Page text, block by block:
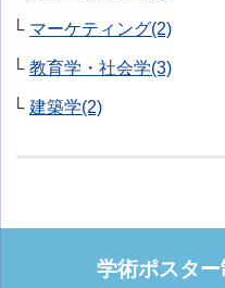
マーケティング(2)
教育学・社会学(3)
建築学(2)
学術ポスタ